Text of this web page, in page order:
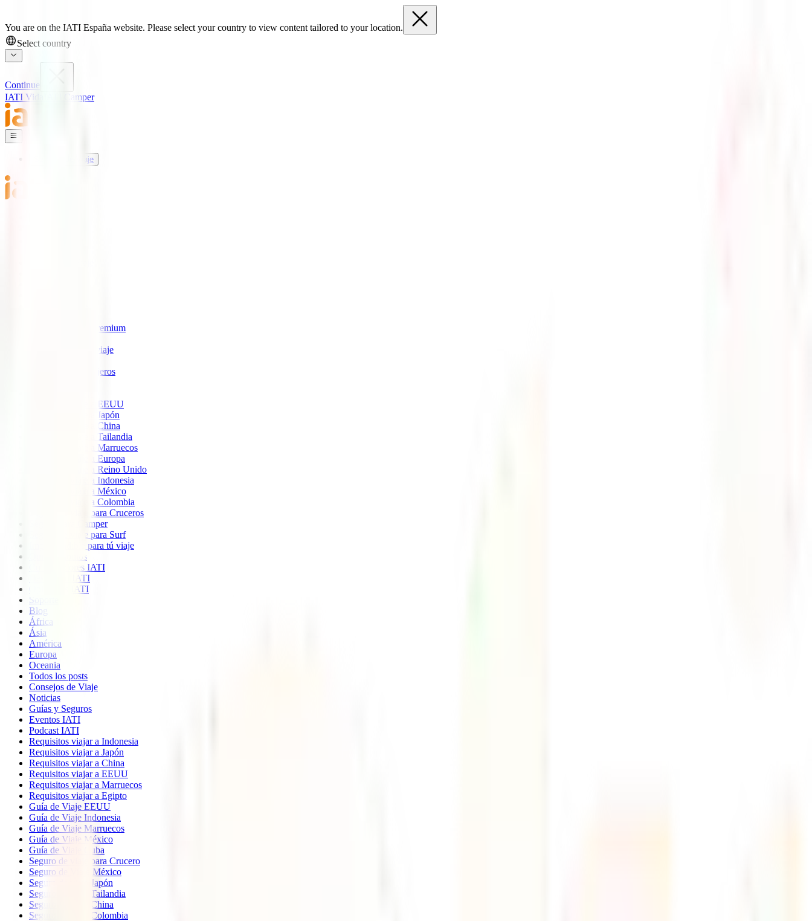
You are on the IATI España website. Please select your country to view content tailored to your location.
Select country
Continue
IATI Vida
IATI Camper
Seguros de Viaje
IATI Anulación Premium
IATI Anual Multiviaje
IATI Grandes Viajeros
Seguro de viaje a EEUU
Seguro de viaje a Japón
Seguro de viaje a China
Seguro de viaje a Tailandia
Seguro de viaje a Marruecos
Seguro de viaje a Europa
Seguro de viaje a Reino Unido
Seguro de viaje a Indonesia
Seguro de viaje a México
Seguro de viaje a Colombia
Seguro de viaje para Cruceros
Seguro para Camper
Seguro de viaje para Surf
Imprescindible para tú viaje
Quiénes somos
Colaboradores IATI
Descuento IATI
Opiniones IATI
Soporte
Blog
África
Ásia
América
Europa
Oceania
Todos los posts
Consejos de Viaje
Noticias
Guías y Seguros
Eventos IATI
Podcast IATI
Requisitos viajar a Indonesia
Requisitos viajar a Japón
Requisitos viajar a China
Requisitos viajar a EEUU
Requisitos viajar a Marruecos
Requisitos viajar a Egipto
Guía de Viaje EEUU
Guía de Viaje Indonesia
Guía de Viaje Marruecos
Guía de Viaje México
Guía de Viaje Cuba
Seguro de viaje para Crucero
Seguro de Viaje México
Seguro de viaje Japón
Seguro de viaje Tailandia
Seguro de viaje China
Seguro de viaje Colombia